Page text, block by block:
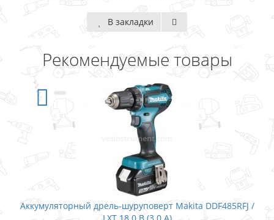
В закладки
Рекомендуемые товары
Makita DDF485RFJ /
Аккумуляторный дрель-шуруповерт